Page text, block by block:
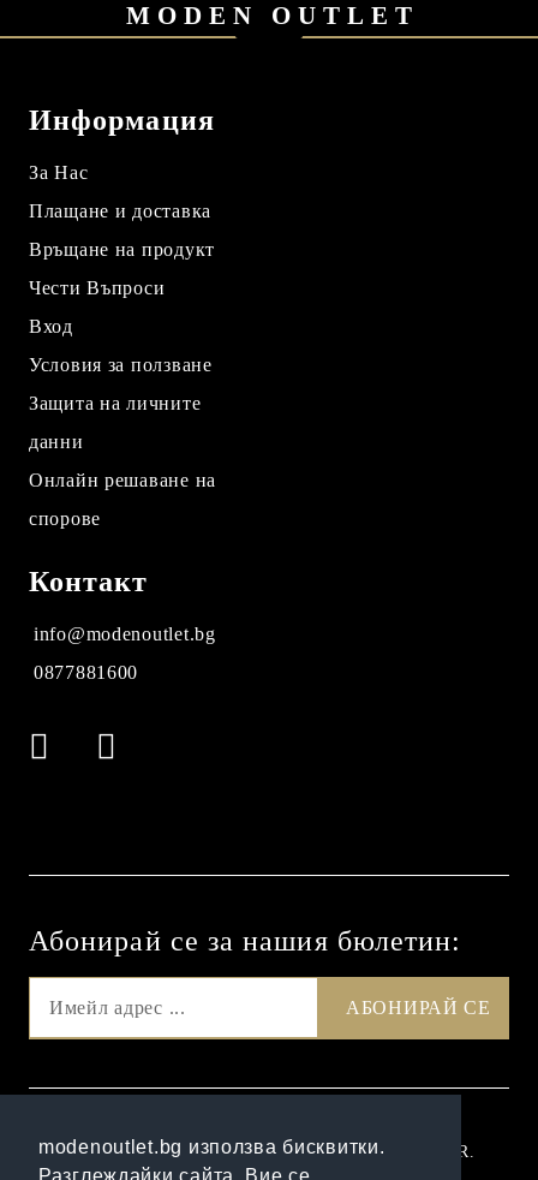
modenoutlet.bg използва бисквитки.
MODEN OUTLET
Информация
За Нас
Плащане и доставка
Връщане на продукт
Чести Въпроси
Вход
Условия за ползване
Защита на личните
данни
Онлайн решаване на
спорове
Контакт
info@modenoutlet.bg
0877881600
Абонирай се за нашия бюлетин:
Нашият онлайн магазин е 100% съобразен с GDPR.